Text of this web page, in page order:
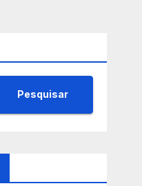
Pesquisar